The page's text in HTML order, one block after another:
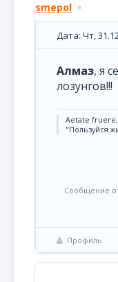
smepol
Дата: Чт,
Алмаз, я
лозунгов!!!
Aetate
"Пользуйся
Сообщение
Профиль